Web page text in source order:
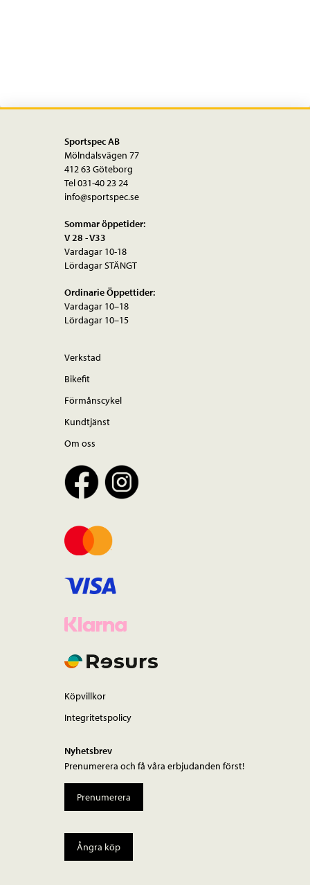
Sportspec AB
Mölndalsvägen 77
412 63 Göteborg
Tel 031-40 23 24
info@sportspec.se
Sommar öppetider:
V 28 - V33
Vardagar 10-18
Lördagar STÄNGT
Ordinarie Öppettider:
Vardagar 10–18
Lördagar 10–15
Verkstad
Bikefit
Förmånscykel
Kundtjänst
Om oss
Köpvillkor
Integritetspolicy
Nyhetsbrev
Prenumerera och få våra erbjudanden först!
Prenumerera
Ångra köp